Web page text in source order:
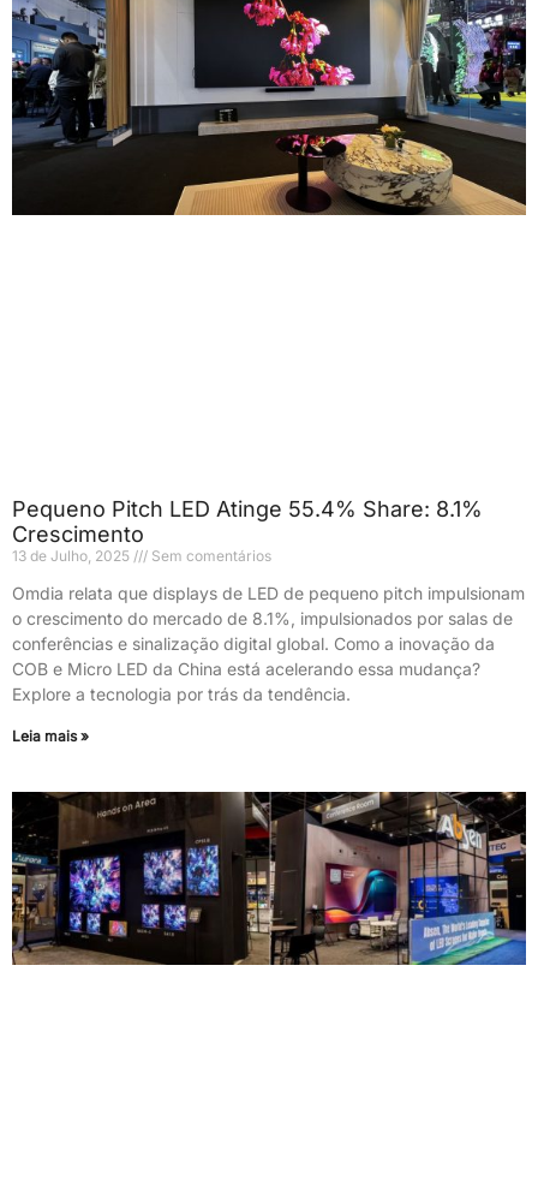
Pequeno Pitch LED Atinge 55.4% Share: 8.1%
Crescimento
13 de Julho, 2025 Sem comentários
Omdia relata que displays de LED de pequeno pitch impulsionam
o crescimento do mercado de 8.1%, impulsionados por salas de
conferências e sinalização digital global. Como a inovação da
COB e Micro LED da China está acelerando essa mudança?
Explore a tecnologia por trás da tendência.
Leia mais »